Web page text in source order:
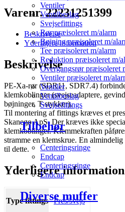
Ventiler
Ventilbeslag
Svejsefittings
Rør præisoleret m/alarm
Bøjning præisoleret m/
Tee præisoleret m/alarm
Reduktion præisoleret m/
Overgangsrør præisoleret
Ventiler præisoleret m/
Ventiler
Ventilbeslag
Svejsefittings
Tilbehør
Centeringsringe
Endcap
Centeringsringe
Endcap
Diverse muffer
Varenr. 22231251399
Beskrivelse
Yderligere information
Beskrivelse
PE-Xa-rør (SDR11, SDR7.4)
klemkoblinger (svejseadaptere,
bøjninger, T-stykker).
Til montering af fittings kræves et
Skanego ApS. Der kræves ikke
klemkoblinger. Klemmekraften
stramme en klemskrue. En
til dette.
Yderligere information
Type fittings Pres/svejs